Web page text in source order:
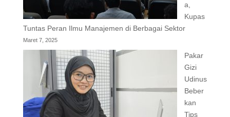
a,
Kupas
Tuntas Peran Ilmu Manajemen di Berbagai Sektor
Maret 7, 2025
Pakar
Gizi
Udinus
Beber
kan
Tips